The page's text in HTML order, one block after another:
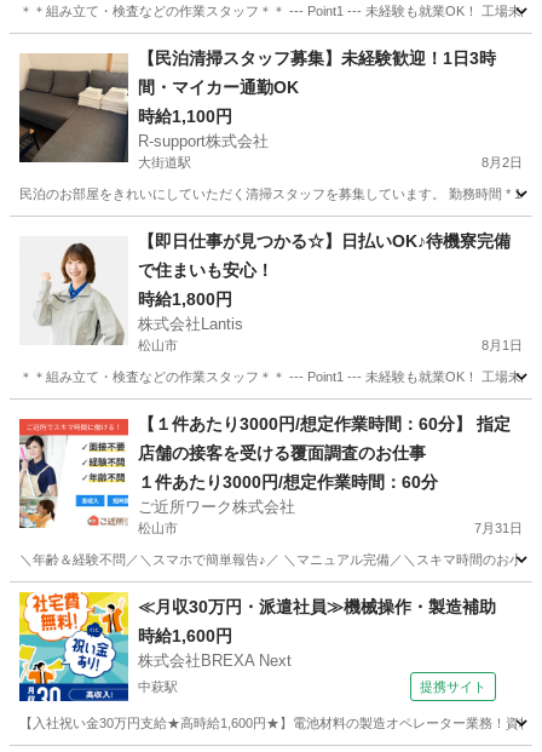
＊＊組み立て・検査などの作業スタッフ＊＊ --- Point1 --- 未経験も就業OK！ 工場未
工場 スタッフ
【民泊清掃スタッフ募集】未経験歓迎！1日3時
間・マイカー通勤OK
時給1,100円
R-support株式会社
大街道駅 8月2日
民泊のお部屋をきれいにしていただく清掃スタッフを募集しています。 勤務時間 *
大街道駅 清掃
【即日仕事が見つかる☆】日払いOK♪待機寮完備
で住まいも安心！
時給1,800円
株式会社Lantis
松山市 8月1日
＊＊組み立て・検査などの作業スタッフ＊＊ --- Point1 --- 未経験も就業OK！ 工場未
工場 スタッフ
【１件あたり3000円/想定作業時間：60分】 指定
店舗の接客を受ける覆面調査のお仕事
１件あたり3000円/想定作業時間：60分
ご近所ワーク株式会社
松山市 7月31日
＼年齢＆経験不問／＼スマホで簡単報告♪／ ＼マニュアル完備／＼スキマ時間のお小
愛媛 松山市 その他
≪月収30万円・派遣社員≫機械操作・製造補助
時給1,600円
株式会社BREXA Next
中萩駅 提携サイト
【入社祝い金30万円支給★高時給1,600円★】電池材料の製造オペレーター業務！資